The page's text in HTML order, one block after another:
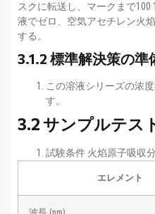
スクに転送し、マークまで100
液でゼロ、空気アセチレン火
する。
3.1.2 標準解決策の準
この溶液シリーズの浓度
す。
3.2 サンプルテス
試験条件 火焰原子吸収
エレメント